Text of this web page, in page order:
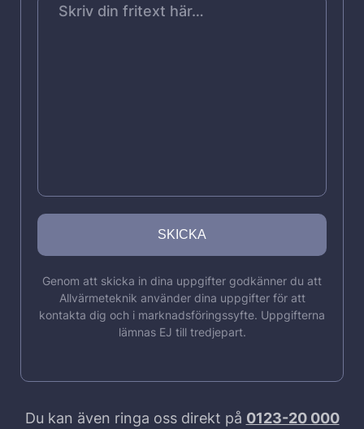
Genom att skicka in dina uppgifter godkänner du att
Allvärmeteknik använder dina uppgifter för att
kontakta dig och i marknadsföringssyfte. Uppgifterna
lämnas EJ till tredjepart.
Du kan även ringa oss direkt på 0123-20 000